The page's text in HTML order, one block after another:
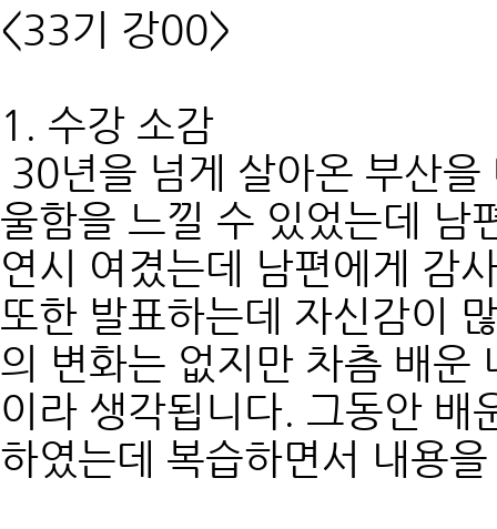
<33기 강00>
1. 수강 소감
30년을 넘게 살아온 부산
울함을 느낄 수 있었는데 남
연시 여겼는데 남편에게 감
또한 발표하는데 자신감이
의 변화는 없지만 차츰 배운
이라 생각됩니다. 그동안 배
하였는데 복습하면서 내용